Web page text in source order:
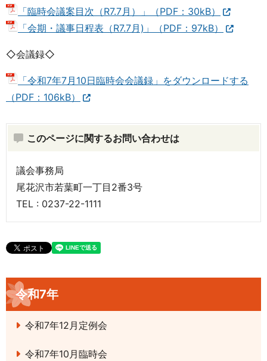
「臨時会議案目次（R7.7月）」（PDF：30kB）
「会期・議事日程表（R7.7月)」（PDF：97kB）
◇会議録◇
「令和7年7月10日臨時会会議録」をダウンロードする
（PDF：106kB）
このページに関するお問い合わせは
議会事務局
尾花沢市若葉町一丁目2番3号
TEL : 0237-22-1111
令和7年
令和7年12月定例会
令和7年10月臨時会